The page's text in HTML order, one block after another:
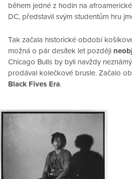
během jedné z hodin na
DC, představil svým studentům hru
Tak začala historické období
možná o pár desítek let později
Chicago Bulls by byli navždy
prodával kolečkové brusle. Začalo
Black Fives Era.